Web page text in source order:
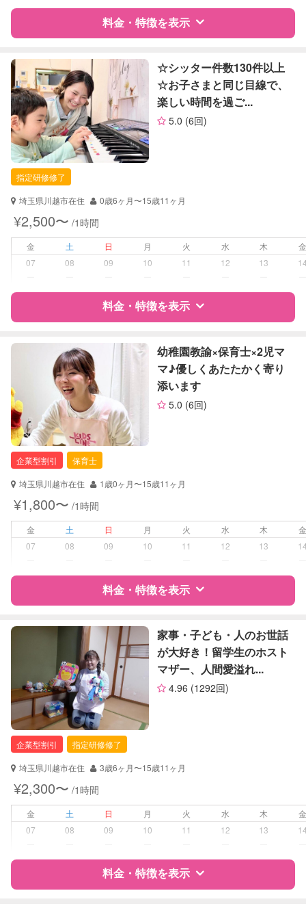
障がい児対応 認定あり
レッスン なし
定期予約 可能
お子様の撮影
（定期特典）
対応不可
料金・特徴を表示
特徴 料金 レビュー
サポートの特徴
資格
企業型割引対象(旧内閣府補助対象)
自治体届出済ベビーシッター
保育士
対応可能/特徴
夜間対応
病児対応 病児、病後児、ともに可能
スポーツレッスン
定期予約 お引き受けしていません
お子様の撮影
（定期特典）
対応不可
☆シッター件数130件以上
☆お子さまと同じ目線で、
楽しい時間を過ご...
5.0 (6回)
指定研修修了
埼玉県川越市在住
0歳6ヶ月〜15歳11ヶ月
¥2,500〜 /1時間
金 土 日 月 火 水 木
07
08 09 10 11 12 13
料金・特徴を表示
特徴 料金 レビュー
サポートの特徴
資格 自治体届出済ベビーシッター
対応可能/特徴
送迎サポート
病児対応
障がい児対応 対応可否は個別に相談
可能
お子様の撮影
対応不可
幼稚園教諭×保育士×2児マ
マ♪優しくあたたかく寄り
添います
5.0 (6回)
企業型割引
保育士
埼玉県川越市在住
1歳0ヶ月〜15歳11ヶ月
¥1,800〜 /1時間
金 土 日 月 火 水 木
07
08 09 10 11 12 13
料金・特徴を表示
特徴 料金 レビュー
サポートの特徴
資格
企業型割引対象(旧内閣府補助対象)
自治体届出済ベビーシッター
保育士
幼稚園教諭
子育て経験
対応可否は個別に相談
家事・子ども・人のお世話
が大好き！留学生のホスト
マザー、人間愛溢れ...
4.96 (1292回)
企業型割引
指定研修修了
埼玉県川越市在住
3歳6ヶ月〜15歳11ヶ月
¥2,300〜 /1時間
金 土 日 月 火 水 木
07
08 09 10 11 12 13
料金・特徴を表示